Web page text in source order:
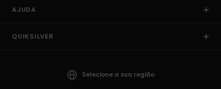
AJUDA
QUIKSILVER
Selecione a sua região